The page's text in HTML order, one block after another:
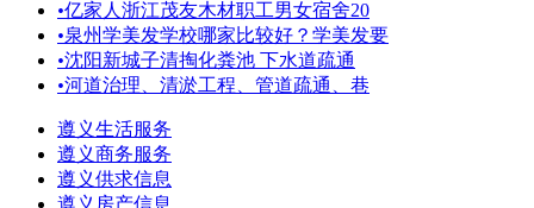
•亿家人浙江茂友木材职工男女宿舍20
•泉州学美发学校哪家比较好？学美发要
•沈阳新城子清掏化粪池 下水道疏通
•河道治理、清淤工程、管道疏通、巷
遵义生活服务
遵义商务服务
遵义供求信息
遵义房产信息